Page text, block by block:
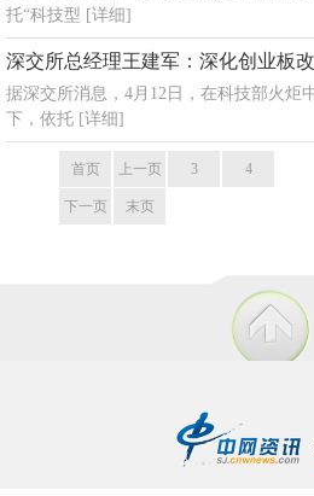
托“科技型 [详细]
深交所总经理王建军：深化创业板
据深交所消息，4月12日，在科技部火炬
下，依托 [详细]
首页 上一页 3 4
下一页 末页